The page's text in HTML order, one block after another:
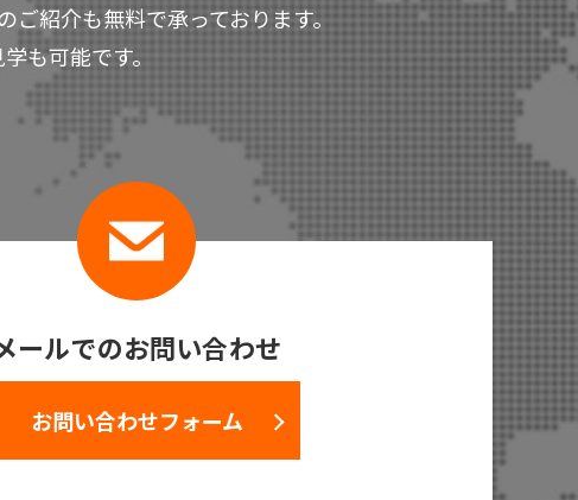
紹介も無料で承っております。
も可能です。
ールでのお問い合わせ
お問い合わせフォーム